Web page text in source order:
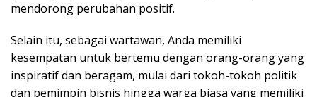
mendorong perubahan positif.
Selain itu, sebagai wartawan, Anda memiliki
kesempatan untuk bertemu dengan orang-orang yang
inspiratif dan beragam, mulai dari tokoh-tokoh politik
dan pemimpin bisnis hingga warga biasa yang memiliki